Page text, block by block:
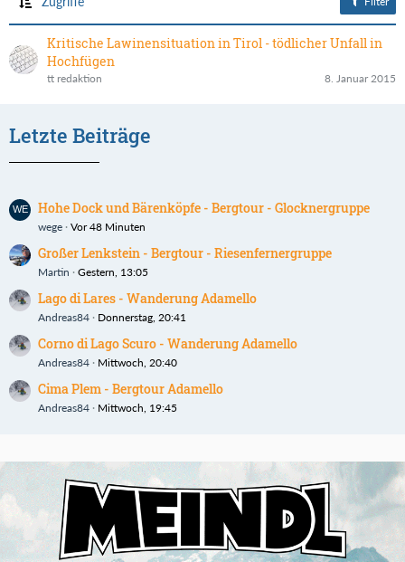
Kritische Lawinensituation in Tirol - tödlicher Unfall in
Hochfügen
tt redaktion 8. Januar 2015
Letzte Beiträge
Hohe Dock und Bärenköpfe - Bergtour - Glocknergruppe
wege Vor 48 Minuten
Großer Lenkstein - Bergtour - Riesenfernergruppe
Martin Gestern, 13:05
Lago di Lares - Wanderung Adamello
Andreas84 Donnerstag, 20:41
Corno di Lago Scuro - Wanderung Adamello
Andreas84 Mittwoch, 20:40
Cima Plem - Bergtour Adamello
Andreas84 Mittwoch, 19:45